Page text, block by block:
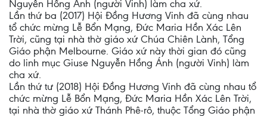
Nguyễn Hồng Ánh (người Vinh) làm cha xứ.
Lần thứ ba (2017) Hội Đồng Hương Vinh đã cùng nhau
tổ chức mừng Lễ Bổn Mạng, Đức Maria Hồn Xác Lên
Trời, cũng tại nhà thờ giáo xứ Chúa Chiên Lành, Tổng
Giáo phận Melbourne. Giáo xứ này thời gian đó cũng
do linh mục Giuse Nguyễn Hồng Ánh (người Vinh) làm
cha xứ.
Lần thứ tư (2018) Hội Đồng Hương Vinh đã cùng nhau tổ
chức mừng Lễ Bổn Mạng, Đức Maria Hồn Xác Lên Trời,
tại nhà thờ giáo xứ Thánh Phê-rô, thuộc Tổng Giáo phận